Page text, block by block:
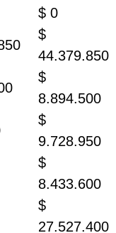
$ 0
$
44.379.850
$
8.894.500
$
9.728.950
$
8.433.600
$
27.527.400